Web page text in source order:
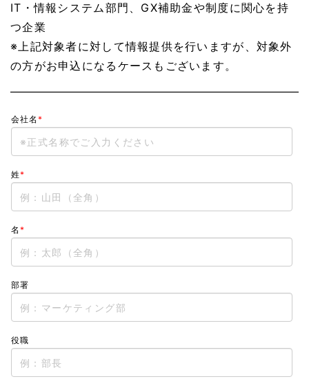
IT ・情報システム部門、 GX補助金や制度に関心を持
つ企業
※上記対象者に対して情報提供を行いますが、対象外
の方がお申込になるケースもございます。
会社名 *
姓*
名 *
部署
役職